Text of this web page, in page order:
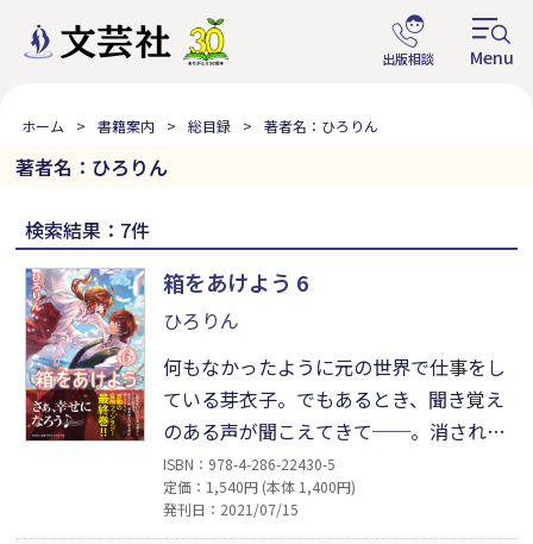
ホーム 書籍案内 総目録 著者名：ひろりん
著者名：ひろりん
検索結果：7件
箱をあけよう 6
ひろりん
何もなかったように元の世界で仕事をし
ている芽衣子。でもあるとき、聞き覚え
のある声が聞こえてきて──。消された
はずのレヴィ船長の記憶を取り戻し、な
んとしてでも異世界に戻ることに決めた
芽衣子だが、その方法がさっぱりわから
ISBN：978-4-286-22430-5
定価：1,540円 (本体 1,400円)
発刊日：2021/07/15